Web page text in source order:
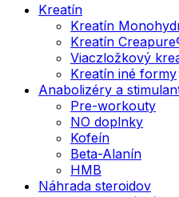
Kreatín
Kreatín
Kreatín
Viaczložkový
Kreatín iné formy
Anabolizéry a
Pre-workouty
NO doplnky
Kofeín
Beta-Alanín
HMB
Náhrada steroidov